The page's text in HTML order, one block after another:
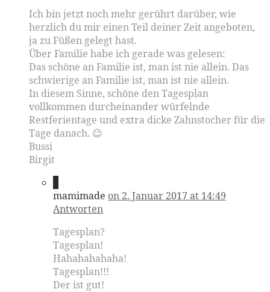
Ich bin jetzt noch mehr gerührt darüber, wie
herzlich du mir einen Teil deiner Zeit angeboten,
ja zu Füßen gelegt hast.
Über Familie habe ich gerade was gelesen:
Das schöne an Familie ist, man ist nie allein. Das
schwierige an Familie ist, man ist nie allein.
In diesem Sinne, schöne den Tagesplan
vollkommen durcheinander würfelnde
Restferientage und extra dicke Zahnstocher für die
Tage danach. 😉
Bussi
Birgit
mamimade on 2. Januar 2017 at 14:49
Antworten
Tagesplan?
Tagesplan!
Hahahahahaha!
Tagesplan!!!
Der ist gut!